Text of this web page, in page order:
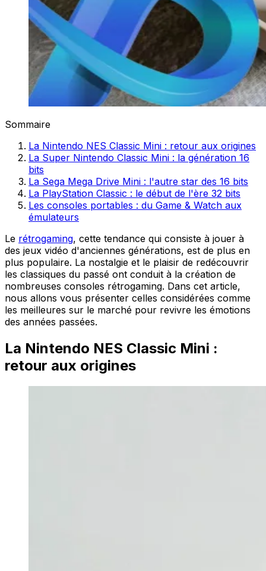
Sommaire
La Nintendo NES Classic Mini : retour aux origines
La Super Nintendo Classic Mini : la génération 16
bits
La Sega Mega Drive Mini : l'autre star des 16 bits
La PlayStation Classic : le début de l'ère 32 bits
Les consoles portables : du Game & Watch aux
émulateurs
Le rétrogaming, cette tendance qui consiste à jouer à
des jeux vidéo d'anciennes générations, est de plus en
plus populaire. La nostalgie et le plaisir de redécouvrir
les classiques du passé ont conduit à la création de
nombreuses consoles rétrogaming. Dans cet article,
nous allons vous présenter celles considérées comme
les meilleures sur le marché pour revivre les émotions
des années passées.
La Nintendo NES Classic Mini :
retour aux origines